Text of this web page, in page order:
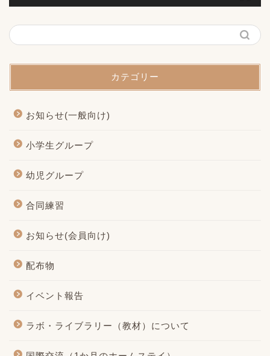
カテゴリー
お知らせ(一般向け)
小学生グループ
幼児グループ
合同練習
お知らせ(会員向け)
配布物
イベント報告
ラボ・ライブラリー（教材）について